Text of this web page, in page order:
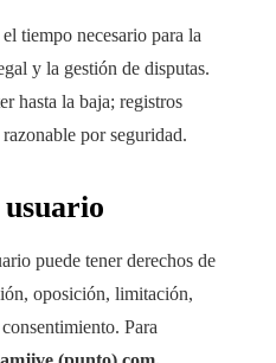
tiempo necesario para la
y la gestión de disputas.
hasta la baja; registros
por seguridad.
puede tener derechos de
oposición, limitación,
Para